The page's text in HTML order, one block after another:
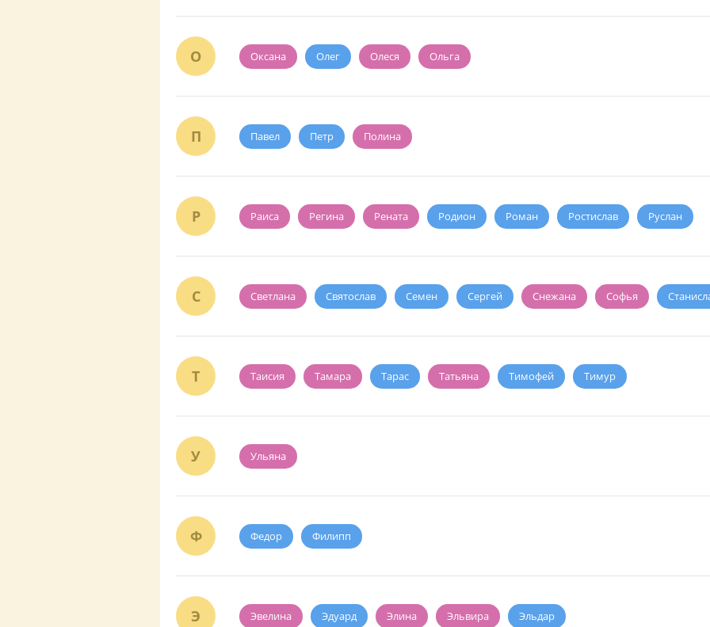
О Оксана Олег Олеся Ольга
П Павел Петр Полина
Р Раиса Регина Рената Родион Роман Ростислав Руслан
С Светлана Святослав Семен Сергей Снежана Софья
Т Таисия Тамара Тарас Татьяна Тимофей Тимур
У Ульяна
Ф Федор Филипп
Э Эвелина Эдуард Элина Эльвира Эльдар